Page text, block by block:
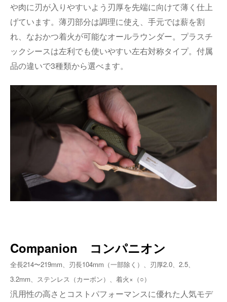
や肉に刃が入りやすいよう刃厚を先端に向けて薄く仕上
げています。薄刃部分は調理に使え、手元では薪を割
れ、なおかつ着火が可能なオールラウンダー。プラスチ
ックシースは左利でも使いやすい左右対称タイプ。付属
品の違いで3種類から選べます。
Companion コンパニオン
全長214〜219mm、刃長104mm（一部除く）、刃厚2.0、2.5、
3.2mm、ステンレス（カーボン）、着火×（○）
汎用性の高さとコストパフォーマンスに優れた人気モデ